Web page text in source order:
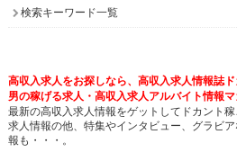
検索キーワード一覧
高収入求人をお探しなら、高収入求人情報誌ド
男の稼げる求人・高収入求人アルバイト情報
最新の高収入求人情報をゲットしてドカント稼
求人情報の他、特集やインタビュー、グラビ
報も・・・。